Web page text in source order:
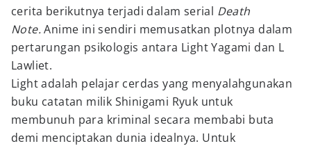
cerita berikutnya terjadi dalam serial Death
Note.Anime ini sendiri memusatkan plotnya dalam
pertarungan psikologis antara Light Yagami dan L
Lawliet.
Light adalah pelajar cerdas yang menyalahgunakan
buku catatan milik Shinigami Ryuk untuk
membunuh para kriminal secara membabi buta
demi menciptakan dunia idealnya. Untuk